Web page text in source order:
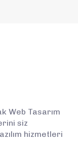
Web Tasarım
siz
hizmetleri